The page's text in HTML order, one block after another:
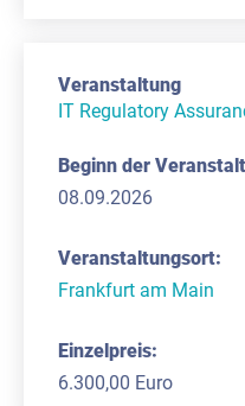
IT Regulatory
08.09.2026
Frankfurt am Main
6.300,00 Euro